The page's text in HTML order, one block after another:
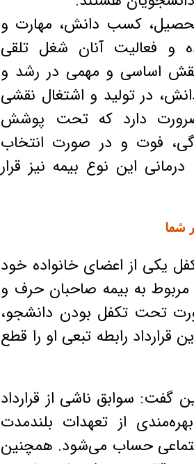
کسب دانش، مهارت و
و فعالیت آنان شغل تلقی
نقش اساسی و مهمی در رشد و
در تولید و اشتغال نقشی
ضرورت دارد که تحت پوشش
فوت و در صورت انتخاب
این نوع بیمه نیز قرار
شما
یکی از اعضای خانواده خود
مربوط به بیمه صاحبان حرف و
تحت تکفل بودن دانشجو،
قرارداد رابطه تبعی او را قطع
گفت: سوابق ناشی از قرارداد
از تعهدات بلندمدت
اجتماعی حساب می‌شود. همچنین